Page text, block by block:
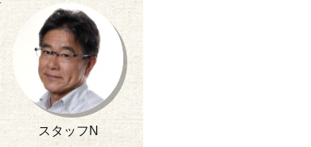
スタッフN